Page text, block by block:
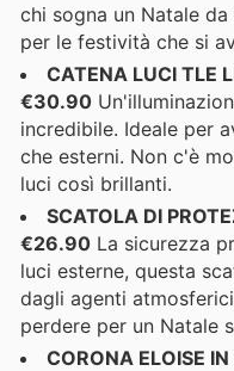
chi sogna un Natale
per le festività che si
CATENA LUCI TLE
€30.90
incredibile. Ideale per
che esterni. Non c'è
luci così brillanti.
SCATOLA DI
€26.90 La sicurezza
luci esterne, questa
dagli agenti
perdere per un Natale
CORONA ELOISE